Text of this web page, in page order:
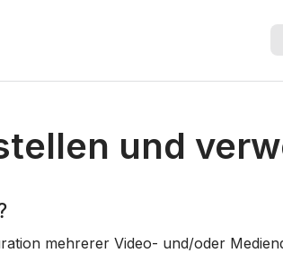
und
mehrerer Video- und/oder